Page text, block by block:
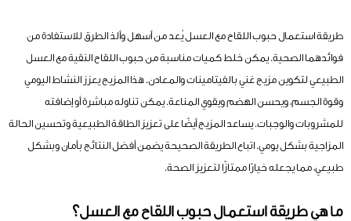
طريقة استعمال حبوب اللقاح مع العسل يُعد من أسهل وألذ الطرق للاستفادة من
فوائدهما الصحية. يمكن خلط كميات مناسبة من حبوب اللقاح النقية مع العسل
الطبيعي لتكوين مزيج غني بالفيتامينات والمعادن. هذا المزيج يعزز النشاط اليومي
وقوة الجسم، ويحسن الهضم ويقوي المناعة. يمكن تناوله مباشرة أو إضافته
للمشروبات والوجبات. يساعد المزيج أيضًا على تعزيز الطاقة الطبيعية وتحسين الحالة
المزاجية بشكل يومي. اتباع الطريقة الصحيحة يضمن أفضل النتائج بأمان وبشكل
طبيعي، مما يجعله خيارًا ممتازًا لتعزيز الصحة.
ما هي طريقة استعمال حبوب اللقاح مع العسل؟